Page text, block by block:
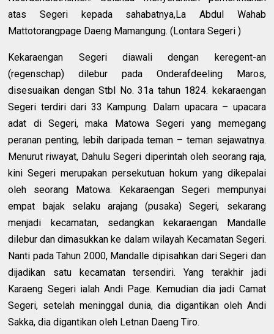
atas Segeri kepada sahabatnya,La Abdul Wahab
Mattotorangpage Daeng Mamangung. (Lontara Segeri )
Kekaraengan Segeri diawali dengan keregent-an
(regenschap) dilebur pada Onderafdeeling Maros,
disesuaikan dengan Stbl No. 31a tahun 1824. kekaraengan
Segeri terdiri dari 33 Kampung. Dalam upacara – upacara
adat di Segeri, maka Matowa Segeri yang memegang
peranan penting, lebih daripada teman – teman sejawatnya.
Menurut riwayat, Dahulu Segeri diperintah oleh seorang raja,
kini Segeri merupakan persekutuan hokum yang dikepalai
oleh seorang Matowa. Kekaraengan Segeri mempunyai
empat bajak selaku arajang (pusaka) Segeri, sekarang
menjadi kecamatan, sedangkan kekaraengan Mandalle
dilebur dan dimasukkan ke dalam wilayah Kecamatan Segeri.
Nanti pada Tahun 2000, Mandalle dipisahkan dari Segeri dan
dijadikan satu kecamatan tersendiri. Yang terakhir jadi
Karaeng Segeri ialah Andi Page. Kemudian dia jadi Camat
Segeri, setelah meninggal dunia, dia digantikan oleh Andi
Sakka, dia digantikan oleh Letnan Daeng Tiro.